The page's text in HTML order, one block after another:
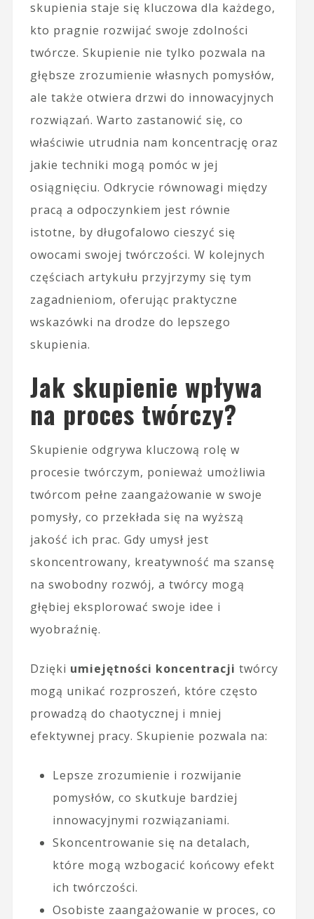
skupienia staje się kluczowa dla każdego,
kto pragnie rozwijać swoje zdolności
twórcze. Skupienie nie tylko pozwala na
głębsze zrozumienie własnych pomysłów,
ale także otwiera drzwi do innowacyjnych
rozwiązań. Warto zastanowić się, co
właściwie utrudnia nam koncentrację oraz
jakie techniki mogą pomóc w jej
osiągnięciu. Odkrycie równowagi między
pracą a odpoczynkiem jest równie
istotne, by długofalowo cieszyć się
owocami swojej twórczości. W kolejnych
częściach artykułu przyjrzymy się tym
zagadnieniom, oferując praktyczne
wskazówki na drodze do lepszego
skupienia.
Jak skupienie wpływa
na proces twórczy?
Skupienie odgrywa kluczową rolę w
procesie twórczym, ponieważ umożliwia
twórcom pełne zaangażowanie w swoje
pomysły, co przekłada się na wyższą
jakość ich prac. Gdy umysł jest
skoncentrowany, kreatywność ma szansę
na swobodny rozwój, a twórcy mogą
głębiej eksplorować swoje idee i
wyobraźnię.
Dzięki umiejętności koncentracji twórcy
mogą unikać rozproszeń, które często
prowadzą do chaotycznej i mniej
efektywnej pracy. Skupienie pozwala na:
Lepsze zrozumienie i rozwijanie
pomysłów, co skutkuje bardziej
innowacyjnymi rozwiązaniami.
Skoncentrowanie się na detalach,
które mogą wzbogacić końcowy efekt
ich twórczości.
Osobiste zaangażowanie w proces, co